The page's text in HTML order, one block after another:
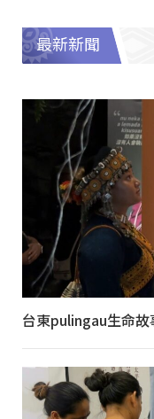
最新新聞
台東pulingau生命